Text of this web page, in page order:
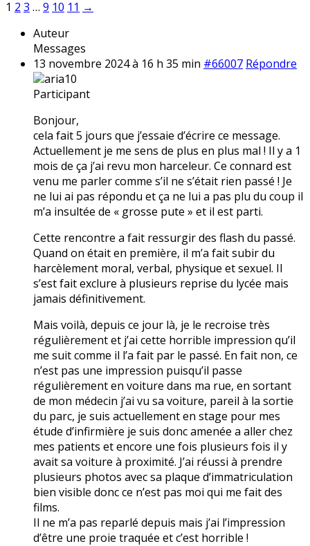
1 2 3 … 9 10 11 →
Auteur
Messages
13 novembre 2024 à 16 h 35 min #66007 Répondre
aria10
Participant
Bonjour,
cela fait 5 jours que j’essaie d’écrire ce message.
Actuellement je me sens de plus en plus mal ! Il y a 1
mois de ça j’ai revu mon harceleur. Ce connard est
venu me parler comme s’il ne s’était rien passé ! Je
ne lui ai pas répondu et ça ne lui a pas plu du coup il
m’a insultée de « grosse pute » et il est parti.
Cette rencontre a fait ressurgir des flash du passé.
Quand on était en première, il m’a fait subir du
harcèlement moral, verbal, physique et sexuel. Il
s’est fait exclure à plusieurs reprise du lycée mais
jamais définitivement.
Mais voilà, depuis ce jour là, je le recroise très
régulièrement et j’ai cette horrible impression qu’il
me suit comme il l’a fait par le passé. En fait non, ce
n’est pas une impression puisqu’il passe
régulièrement en voiture dans ma rue, en sortant
de mon médecin j’ai vu sa voiture, pareil à la sortie
du parc, je suis actuellement en stage pour mes
étude d’infirmière je suis donc amenée a aller chez
mes patients et encore une fois plusieurs fois il y
avait sa voiture à proximité. J’ai réussi à prendre
plusieurs photos avec sa plaque d’immatriculation
bien visible donc ce n’est pas moi qui me fait des
films.
Il ne m’a pas reparlé depuis mais j’ai l’impression
d’être une proie traquée et c’est horrible !